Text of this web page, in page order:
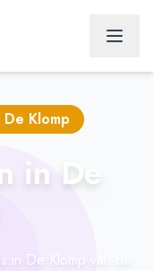
De Klomp
in De
in De Klomp van de